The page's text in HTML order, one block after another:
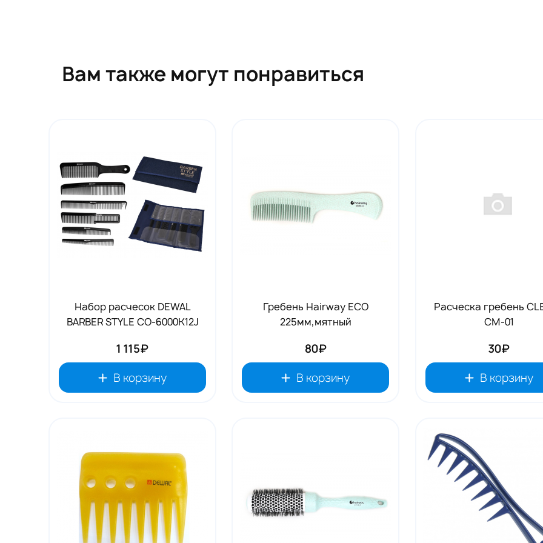
Вам также могут понравиться
Набор расчесок DEWAL
BARBER STYLE CO-6000K12J
1 115₽
В корзину
Гребень Hairway ECO
225мм,мятный
80₽
В корзину
Расческа гребень
CM-01
30₽
В корзину